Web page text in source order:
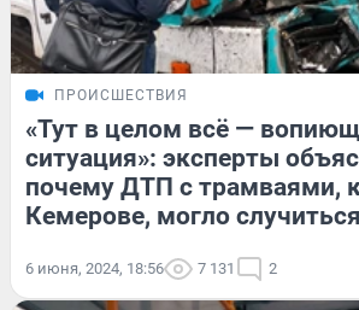
ПРОИСШЕСТВИЯ
«Тут в целом всё —
ситуация»: эксперты
почему ДТП с трамваями,
Кемерове, могло
6 июня, 2024, 18:56 7 131 2